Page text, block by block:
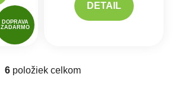
DOPRAVA
ZADARMO
DETAIL
Ovládacie prvky výpisu
6 položiek celkom